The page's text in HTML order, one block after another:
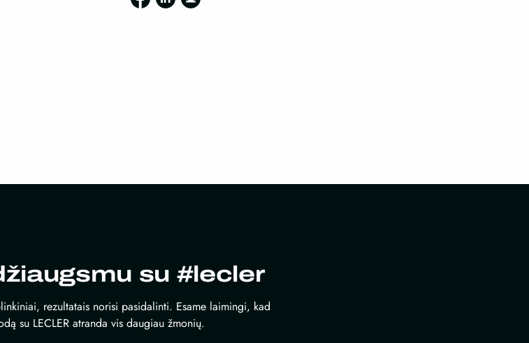
su #lecler
rezultatais norisi pasidalinti. Esame laimingi, kad
su LECLER atranda vis daugiau žmonių.